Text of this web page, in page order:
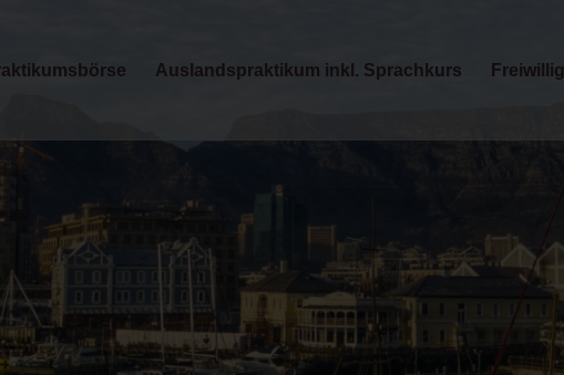
Auslandspraktikum inkl. Sprachkurs